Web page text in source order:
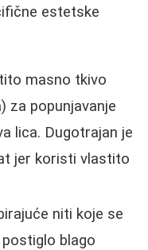
estetske
masno tkivo
za popunjavanje
lica. Dugotrajan je
jer koristi vlastito
niti koje se
blago